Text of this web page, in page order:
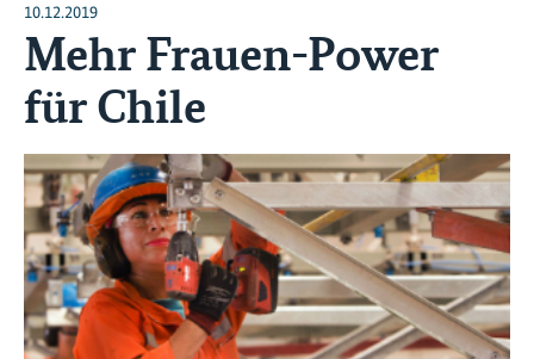
10.12.2019
Mehr Frauen-Power
für Chile